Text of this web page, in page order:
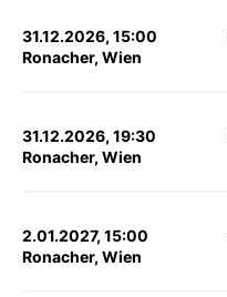
31.12.2026, 15:00
Ronacher, Wien
31.12.2026, 19:30
Ronacher, Wien
2.01.2027, 15:00
Ronacher, Wien